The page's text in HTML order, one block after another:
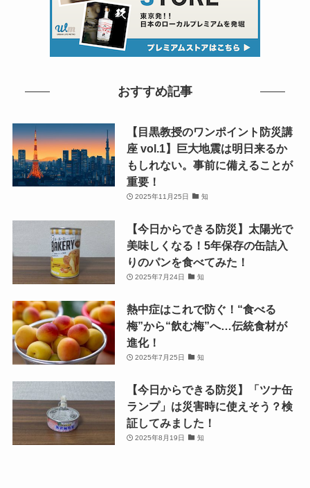
おすすめ記事
【目黒教授のワンポイント防災講
座 vol.1】巨大地震は明日来るか
もしれない。事前に備えることが
重要！
2025年11月25日 知
【今日からできる防災】太陽光で
美味しくなる！5年保存の缶詰入
りのパンを食べてみた！
2025年7月24日 知
熱中症はこれで防ぐ！“食べる
梅”から“飲む梅”へ…伝統食材が
進化！
2025年7月25日 知
【今日からできる防災】「ツナ缶
ランプ」は災害時に使えそう？検
証してみました！
2025年8月19日 知